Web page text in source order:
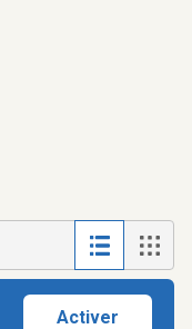
Activer